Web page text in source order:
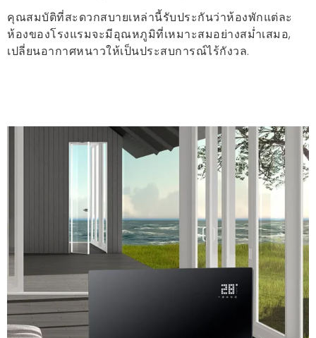
คุณสมบัติที่สะดวกสบายเหล่านี้รับประกันว่าห้องพักแต่ละ
ห้องของโรงแรมจะมีอุณหภูมิที่เหมาะสมอย่างสม่ำเสมอ,
เปลี่ยนอากาศหนาวให้เป็นประสบการณ์ไร้กังวล.